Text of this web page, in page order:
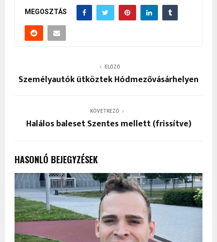
MEGOSZTÁS
ELŐZŐ
Személyautók ütköztek Hódmezővásárhelyen
KÖVETKEZŐ
Halálos baleset Szentes mellett (frissítve)
HASONLÓ BEJEGYZÉSEK